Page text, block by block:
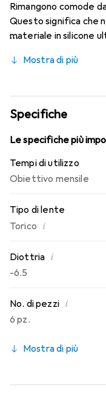
Rimangono comode
Questo significa che
materiale in silicone
HydraGlyde Moisture
indossabilità che
tutto il giorno con
Mostra di più
Specifiche
Le specifiche più
Tempi di utilizzo
Obiettivo mensile
Tipo di lente
Torico i
Diottria i
-6.5
No. di pezzi i
6 pz.
Mostra di più